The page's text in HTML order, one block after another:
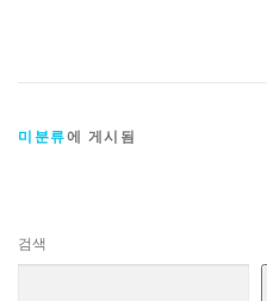
미분류에 게시됨
검색